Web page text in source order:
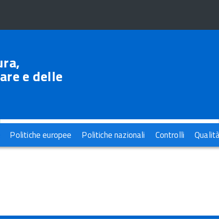
e delle
Politiche europee Politiche nazionali Controlli